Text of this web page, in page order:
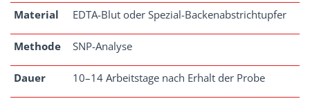
Material EDTA-Blut oder Spezial-Backenabstrichtupfer
Methode SNP-Analyse
Dauer 10–14 Arbeitstage nach Erhalt der Probe